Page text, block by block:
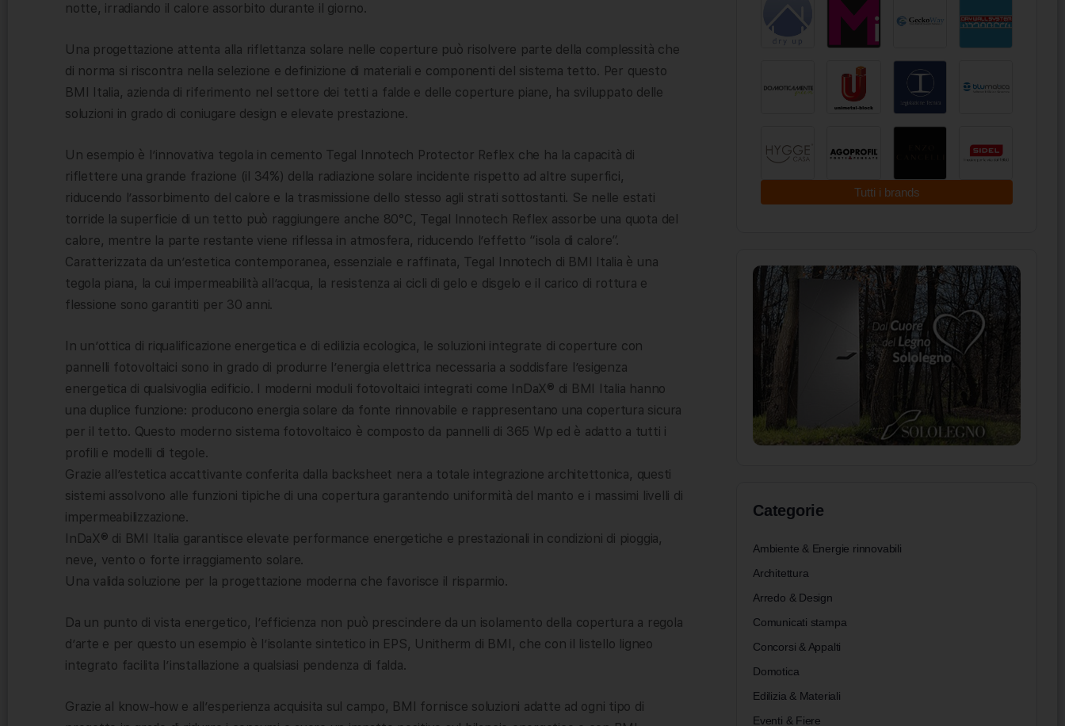
notte, irradiando il calore assorbito durante il giorno.
Una progettazione attenta alla riflettanza solare nelle coperture può risolvere parte della complessità che
di norma si riscontra nella selezione e definizione di materiali e componenti del sistema tetto. Per questo
BMI Italia, azienda di riferimento nel settore dei tetti a falde e delle coperture piane, ha sviluppato delle
soluzioni in grado di coniugare design e elevate prestazione.
Un esempio è l’innovativa tegola in cemento Tegal Innotech Protector Reflex che ha la capacità di
riflettere una grande frazione (il 34%) della radiazione solare incidente rispetto ad altre superfici,
riducendo l’assorbimento del calore e la trasmissione dello stesso agli strati sottostanti. Se nelle estati
torride la superficie di un tetto può raggiungere anche 80°C, Tegal Innotech Reflex assorbe una quota del
calore, mentre la parte restante viene riflessa in atmosfera, riducendo l’effetto “isola di calore”.
Caratterizzata da un’estetica contemporanea, essenziale e raffinata, Tegal Innotech di BMI Italia è una
tegola piana, la cui impermeabilità all’acqua, la resistenza ai cicli di gelo e disgelo e il carico di rottura e
flessione sono garantiti per 30 anni.
In un’ottica di riqualificazione energetica e di edilizia ecologica, le soluzioni integrate di coperture con
pannelli fotovoltaici sono in grado di produrre l’energia elettrica necessaria a soddisfare l’esigenza
energetica di qualsivoglia edificio. I moderni moduli fotovoltaici integrati come InDaX® di BMI Italia hanno
una duplice funzione: producono energia solare da fonte rinnovabile e rappresentano una copertura sicura
per il tetto. Questo moderno sistema fotovoltaico è composto da pannelli di 365 Wp ed è adatto a tutti i
profili e modelli di tegole.
Grazie all’estetica accattivante conferita dalla backsheet nera a totale integrazione architettonica, questi
sistemi assolvono alle funzioni tipiche di una copertura garantendo uniformità del manto e i massimi livelli di
impermeabilizzazione.
InDaX® di BMI Italia garantisce elevate performance energetiche e prestazionali in condizioni di pioggia,
neve, vento o forte irraggiamento solare.
Una valida soluzione per la progettazione moderna che favorisce il risparmio.
Da un punto di vista energetico, l’efficienza non può prescindere da un isolamento della copertura a regola
d’arte e per questo un esempio è l’isolante sintetico in EPS, Unitherm di BMI, che con il listello ligneo
integrato facilita l’installazione a qualsiasi pendenza di falda.
Grazie al know-how e all’esperienza acquisita sul campo, BMI fornisce soluzioni adatte ad ogni tipo di
Tutti i brands
Categorie
Ambiente & Energie rinnovabili
Architettura
Arredo & Design
Comunicati stampa
Concorsi & Appalti
Domotica
Edilizia & Materiali
Eventi & Fiere